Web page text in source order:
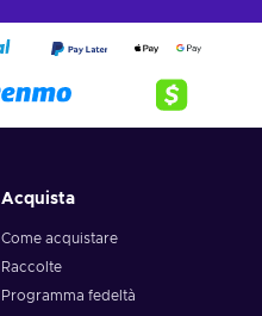
Acquista
Come acquistare
Raccolte
Programma fedeltà